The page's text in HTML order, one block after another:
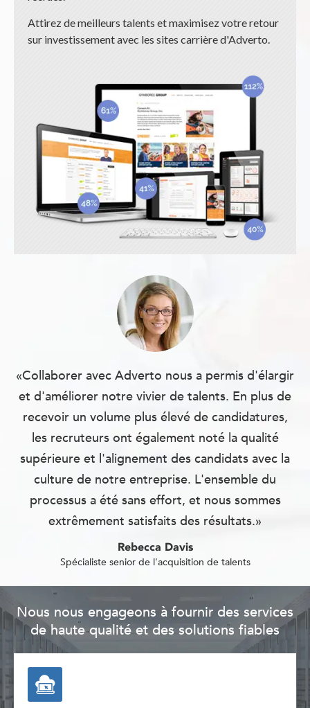
Attirez de meilleurs talents et maximisez votre retour
sur investissement avec les sites carrière d'Adverto.
«Collaborer avec Adverto nous a permis d'élargir
et d'améliorer notre vivier de talents. En plus de
recevoir un volume plus élevé de candidatures,
les recruteurs ont également noté la qualité
supérieure et l'alignement des candidats avec la
culture de notre entreprise. L'ensemble du
processus a été sans effort, et nous sommes
extrêmement satisfaits des résultats.»
Rebecca Davis
Spécialiste senior de l'acquisition de talents
Nous nous engageons à fournir des services
de haute qualité et des solutions fiables